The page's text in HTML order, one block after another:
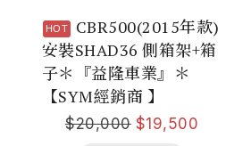
CBR500(2015年款)
安裝SHAD36 側箱架+箱
子＊『益隆車業』＊
【SYM經銷商 】
$20,000 $19,500